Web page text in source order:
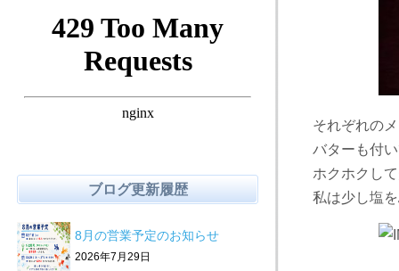
それぞれの
バターも付
ホクホクし
私は少し塩
ブログ更新履歴
8月の営業予定のお知らせ
2026年7月29日